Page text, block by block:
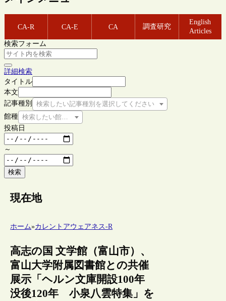
CA-R CA-E CA 調査研究
English
Articles
検索フォーム
詳細検索
タイトル
本文
記事種別
検索したい記事種別を選択してください
館種 検索したい館種を選択してください
投稿日
～
検索
現在地
ホーム»カレントアウェアネス-R
高志の国 文学館（富山市）、
富山大学附属図書館との共催
展示「ヘルン文庫開設100年
没後120年 小泉八雲特集」を